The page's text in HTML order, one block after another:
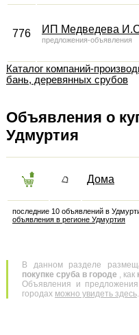
776 ИП Медведева
предложения-объявления
Каталог компаний-
бань, деревянных срубов
Объявления о
Удмуртия
Дома
последние 10 объявлений в
объявления в регионе Удмуртия
В данном разделе
покупке сруба в городе , как
Объявления и
городах можно увидеть здесь.